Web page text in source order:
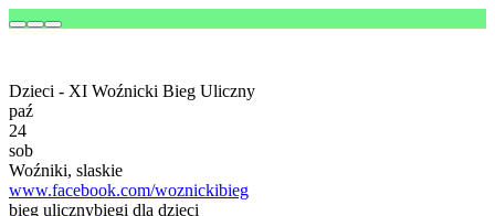
Dzieci - XI Woźnicki Bieg Uliczny
paź
24
sob
Woźniki, slaskie
www.facebook.com/woznickibieg
bieg ulicznybiegi dla dzieci